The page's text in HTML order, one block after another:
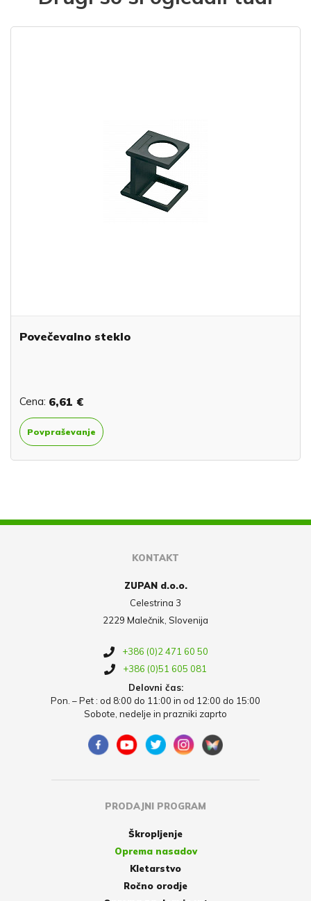
Povečevalno steklo
Cena: 6,61 €
Povpraševanje
KONTAKT
ZUPAN d.o.o.
Celestrina 3
2229 Malečnik, Slovenija
+386 (0)2 471 60 50
+386 (0)51 605 081
Delovni čas:
Pon. – Pet : od 8:00 do 11:00 in od 12:00 do 15:00
Sobote, nedelje in prazniki zaprto
PRODAJNI PROGRAM
Škropljenje
Oprema nasadov
Kletarstvo
Ročno orodje